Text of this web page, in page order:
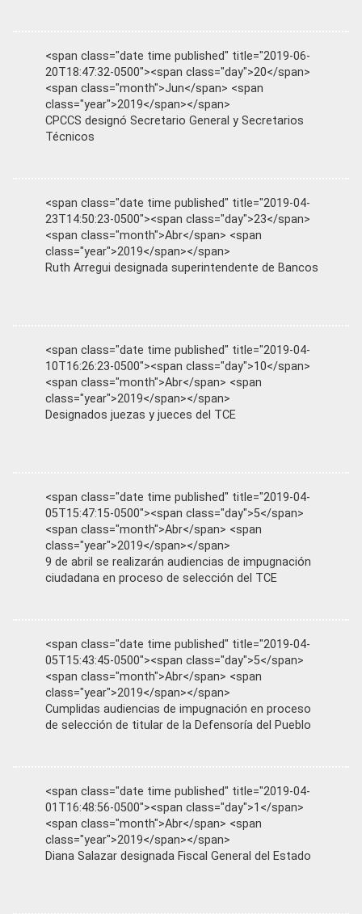
<span class="date time published" title="2019-06-
20T18:47:32-0500"><span class="day">20</span>
<span class="month">Jun</span> <span
class="year">2019</span></span>
CPCCS designó Secretario General y Secretarios
Técnicos
<span class="date time published" title="2019-04-
23T14:50:23-0500"><span class="day">23</span>
<span class="month">Abr</span> <span
class="year">2019</span></span>
Ruth Arregui designada superintendente de Bancos
<span class="date time published" title="2019-04-
10T16:26:23-0500"><span class="day">10</span>
<span class="month">Abr</span> <span
class="year">2019</span></span>
Designados juezas y jueces del TCE
<span class="date time published" title="2019-04-
05T15:47:15-0500"><span class="day">5</span>
<span class="month">Abr</span> <span
class="year">2019</span></span>
9 de abril se realizarán audiencias de impugnación
ciudadana en proceso de selección del TCE
<span class="date time published" title="2019-04-
05T15:43:45-0500"><span class="day">5</span>
<span class="month">Abr</span> <span
class="year">2019</span></span>
Cumplidas audiencias de impugnación en proceso
de selección de titular de la Defensoría del Pueblo
<span class="date time published" title="2019-04-
01T16:48:56-0500"><span class="day">1</span>
<span class="month">Abr</span> <span
class="year">2019</span></span>
Diana Salazar designada Fiscal General del Estado